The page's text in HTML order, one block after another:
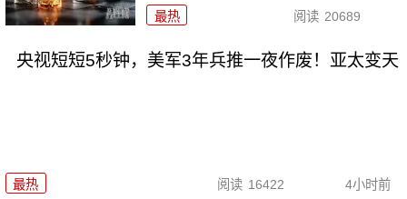
最热 阅读 20689
央视短短5秒钟，美军3年兵推一夜作废！亚太变天
最热 阅读 16422 4小时前